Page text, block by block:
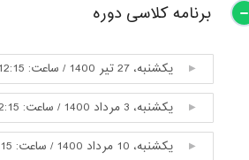
برنامه کلاسی دوره
یکشنبه، 27 تیر 1400 / ساعت: 12:15 - 13:15
یکشنبه، 3 مرداد 1400 / ساعت: 12:15 - 13:15
یکشنبه، 10 مرداد 1400 / ساعت: 12:15 - 13:15